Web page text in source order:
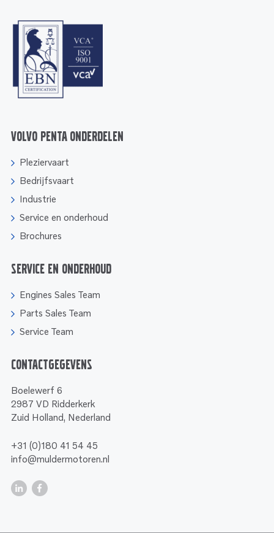
Volvo Penta onderdelen
Pleziervaart
Bedrijfsvaart
Industrie
Service en onderhoud
Brochures
Service en onderhoud
Engines Sales Team
Parts Sales Team
Service Team
Contactgegevens
Boelewerf 6
2987 VD Ridderkerk
Zuid Holland, Nederland
+31 (0)180 41 54 45
info@muldermotoren.nl